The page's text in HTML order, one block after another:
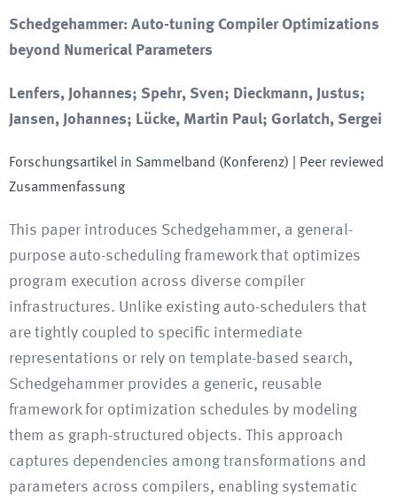
Schedgehammer: Auto-tuning Compiler Optimizations
beyond Numerical Parameters
Lenfers, Johannes; Spehr, Sven; Dieckmann, Justus;
Jansen, Johannes; Lücke, Martin Paul; Gorlatch, Sergei
Forschungsartikel in Sammelband (Konferenz) | Peer reviewed
Zusammenfassung
This paper introduces Schedgehammer, a general-
purpose auto-scheduling framework that optimizes
program execution across diverse compiler
infrastructures. Unlike existing auto-schedulers that
are tightly coupled to specific intermediate
representations or rely on template-based search,
Schedgehammer provides a generic, reusable
framework for optimization schedules by modeling
them as graph-structured objects. This approach
captures dependencies among transformations and
parameters across compilers, enabling systematic